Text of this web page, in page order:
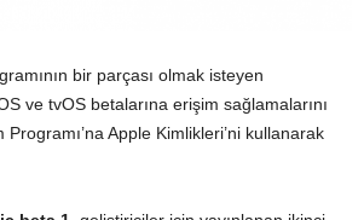
bir parçası olmak isteyen
ve tvOS betalarına erişim sağlamalarını
Programı’na Apple Kimlikleri’ni kullanarak